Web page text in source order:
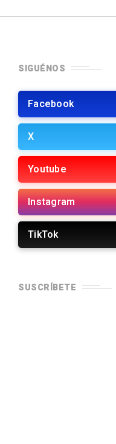
SIGUÉNOS
Facebook
X
Youtube
Instagram
TikTok
SUSCRÍBETE